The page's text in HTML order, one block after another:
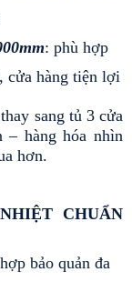
: phù hợp
cửa hàng tiện lợi
sang tủ 3 cửa
– hàng hóa nhìn
hơn.
CHUẨN
bảo quản đa